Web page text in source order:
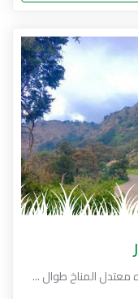
معتدل المناخ طوال ...